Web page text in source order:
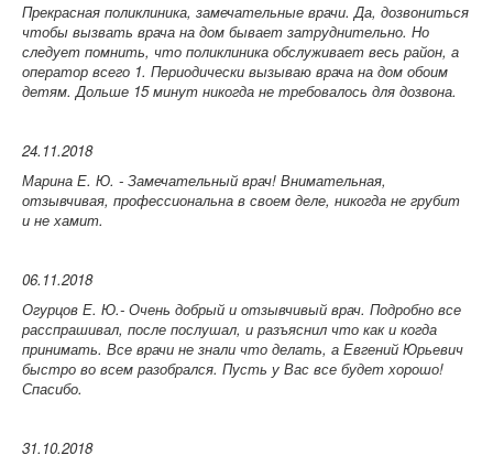
Прекрасная поликлиника, замечательные врачи. Да, дозвониться
чтобы вызвать врача на дом бывает затруднительно. Но
следует помнить, что поликлиника обслуживает весь район, а
оператор всего 1. Периодически вызываю врача на дом обоим
детям. Дольше 15 минут никогда не требовалось для дозвона.
24.11.2018
Марина Е. Ю. - Замечательный врач! Внимательная,
отзывчивая, профессиональна в своем деле, никогда не грубит
и не хамит.
06.11.2018
Огурцов Е. Ю.- Очень добрый и отзывчивый врач. Подробно все
расспрашивал, после послушал, и разъяснил что как и когда
принимать. Все врачи не знали что делать, а Евгений Юрьевич
быстро во всем разобрался. Пусть у Вас все будет хорошо!
Спасибо.
31.10.2018